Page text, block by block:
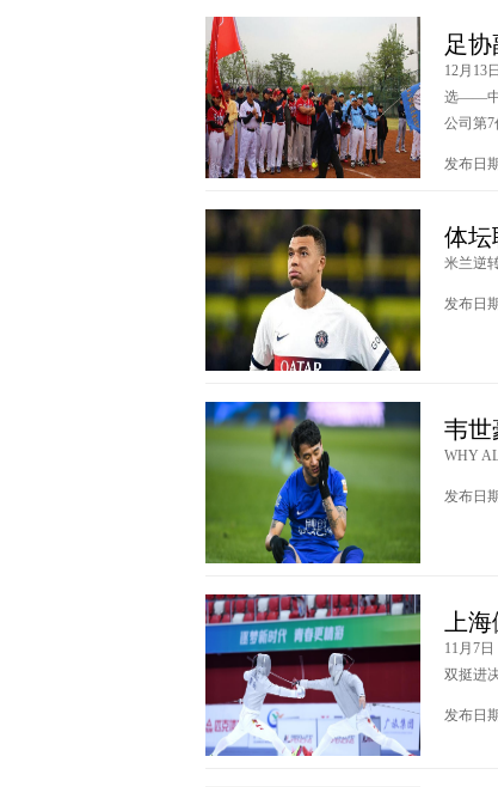
足
12月13
选——中
公司第7
发布日
体坛
米兰逆
发布日
韦世
WHY
发布日
上
11月7
双挺进
发布日